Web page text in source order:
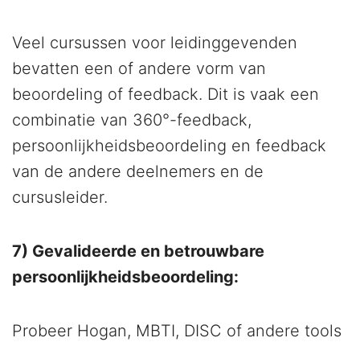
Veel cursussen voor leidinggevenden
bevatten een of andere vorm van
beoordeling of feedback. Dit is vaak een
combinatie van 360°-feedback,
persoonlijkheidsbeoordeling en feedback
van de andere deelnemers en de
cursusleider.
7) Gevalideerde en betrouwbare
persoonlijkheidsbeoordeling:
Probeer Hogan, MBTI, DISC of andere tools